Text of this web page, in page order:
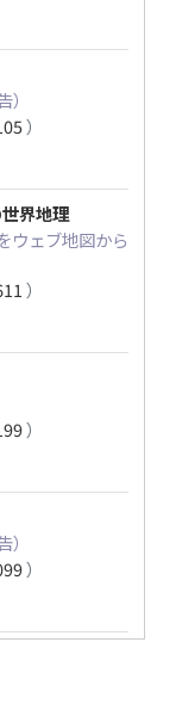
）
界地理
ウェブ地図から
）
）
）